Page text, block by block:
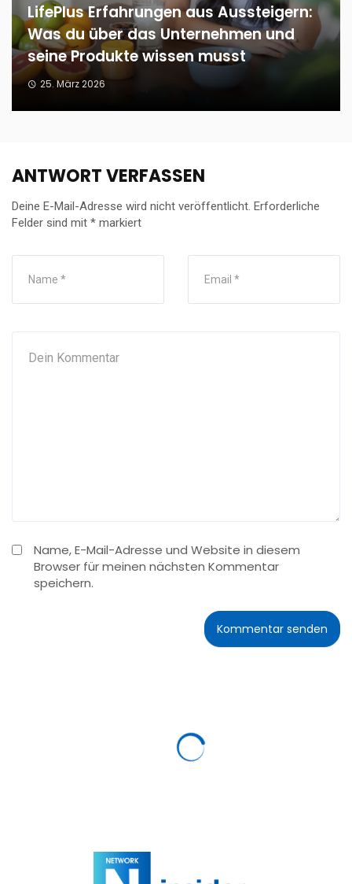
LifePlus Erfahrungen aus Aussteigern:
Was du über das Unternehmen und
seine Produkte wissen musst
25. März 2026
ANTWORT VERFASSEN
Deine E-Mail-Adresse wird nicht veröffentlicht. Erforderliche
Felder sind mit * markiert
Name, E-Mail-Adresse und Website in diesem
Browser für meinen nächsten Kommentar
speichern.